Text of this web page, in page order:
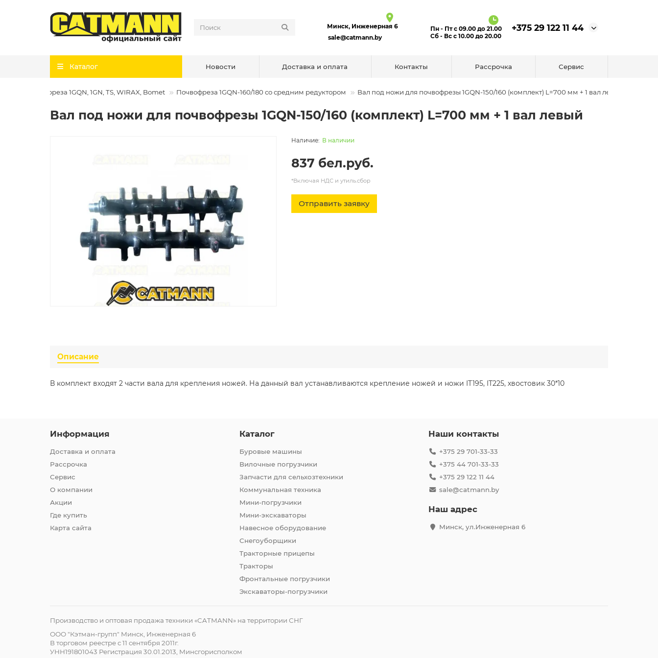
Минск, Инженерная 6
sale@catmann.by
Пн - Пт с 09.00 до 21.00
Сб - Вс с 10.00 до 20.00
+375 29 122 11 44
Каталог Новости Доставка и оплата Контакты Рассрочка Сервис
Почвофреза 1GQN, 1GN, TS, WIRAX, Bomet Почвофреза 1GQN-160/180 со средним редуктором Вал под ножи для почвофрезы 1GQN-150/160 (комплект) L=700 мм + 1 вал левый
Вал под ножи для почвофрезы 1GQN-150/160 (комплект) L=700 мм + 1 вал левый
В наличии
837 бел.руб.
*Включая НДС и утиль.сбор
Отправить заявку
Описание
В комплект входят 2 части вала для крепления ножей. На данный вал устанавливаются крепление ножей и ножи IT195, IT225, хвостовик 30*10
Информация
Доставка и оплата
Рассрочка
Сервис
О компании
Акции
Где купить
Карта сайта
Каталог
Буровые машины
Вилочные погрузчики
Запчасти для сельхозтехники
Коммунальная техника
Мини-погрузчики
Мини-экскаваторы
Навесное оборудование
Снегоуборщики
Тракторные прицепы
Тракторы
Фронтальные погрузчики
Экскаваторы-погрузчики
Наши контакты
+375 29 701-33-33
+375 44 701-33-33
+375 29 122 11 44
sale@catmann.by
Наш адрес
Минск, ул.Инженерная 6
Производство и оптовая продажа техники «CATMANN» на территории СНГ
ООО "Кэтман-групп" Минск, Инженерная 6
В торговом реестре с 11 сентября 2011г.
УНН191801043 Регистрация 30.01.2013, Минсгорисполком